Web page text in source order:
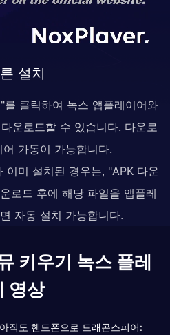
설치
클릭하여 녹스 앱플레이어와
운로드할 수 있습니다. 다운로
가동이 가능합니다.
이미 설치된 경우는, "APK 다운
로드 후에 해당 파일을 앱플레
자동 설치 가능합니다.
키우기 녹스 플레
영상
직도 핸드폰으로 드래곤스피어: